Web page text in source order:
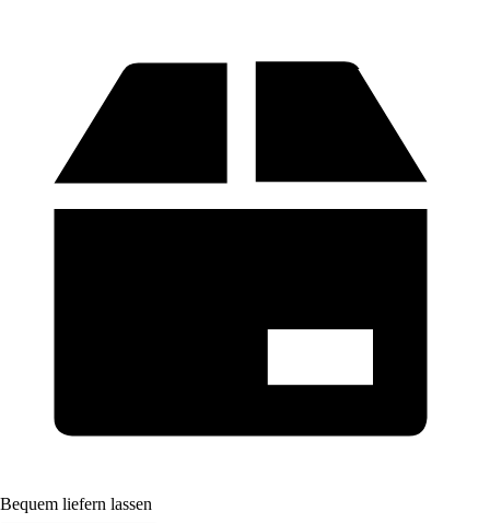
Bequem liefern lassen